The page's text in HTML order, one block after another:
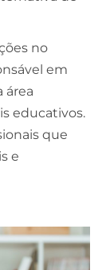
no
em
área
educativos.
que
e